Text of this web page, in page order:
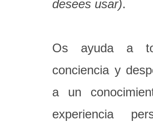
desees usar).
Os ayuda a
conciencia y
a un
experiencia